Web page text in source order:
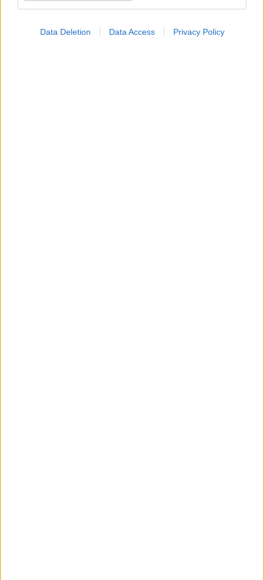
Data Deletion Data Access Privacy Policy